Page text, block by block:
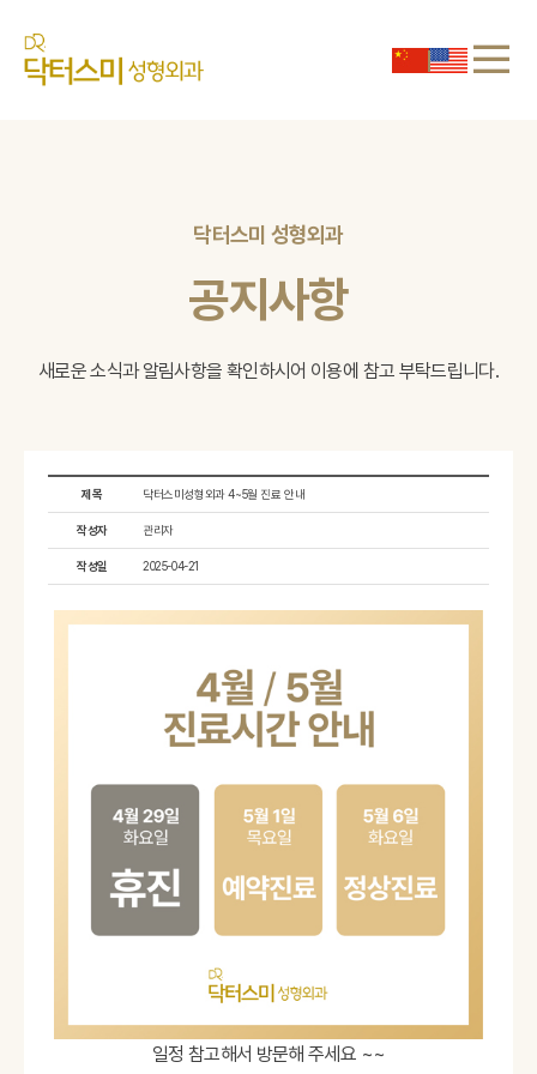
닥터스미 성형외과
공지사항
새로운 소식과 알림사항을 확인하시어 이용에 참고 부탁드립니다.
제목 닥터스미성형외과 4~5월 진료 안내
작성자 관리자
작성일 2025-04-21
일정 참고해서 방문해 주세요 ~~